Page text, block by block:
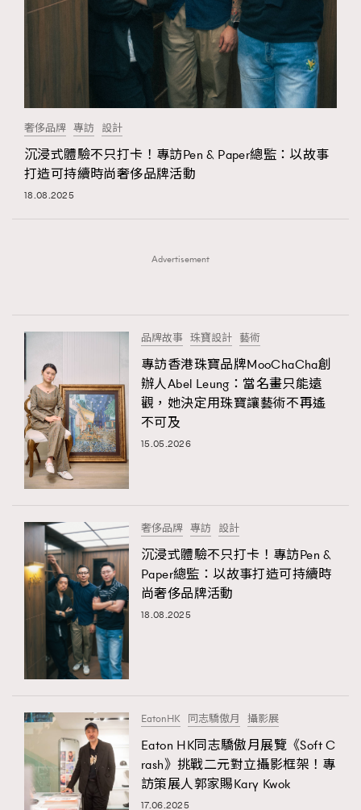
向ChanelN°5致敬 1
大時代小事情 42
時尚熱話 537
時尚配飾 297
時裝心理學
玩物壯志
本人願意接收新傳媒集團的最新消息及其他宣傳資訊，本人同意
新傳媒集團使用本人的個人資料於任何推廣用途。
About us Collaboration Opportunity
奢侈品牌 專訪 設計
沉浸式體驗不只打卡！專訪Pen & Paper總監：以故事
打造可持續時尚奢侈品牌活動
18.08.2025
Advertisement
品牌故事 珠寶設計 藝術
專訪香港珠寶品牌MooChaCha創
辦人Abel Leung：當名畫只能遠
觀，她決定用珠寶讓藝術不再遙
不可及
15.05.2026
奢侈品牌 專訪 設計
沉浸式體驗不只打卡！專訪Pen &
Paper總監：以故事打造可持續時
尚奢侈品牌活動
18.08.2025
EatonHK 同志驕傲月 攝影展
Eaton HK同志驕傲月展覽《Soft C
rash》挑戰二元對立攝影框架！專
訪策展人郭家賜Kary Kwok
17.06.2025